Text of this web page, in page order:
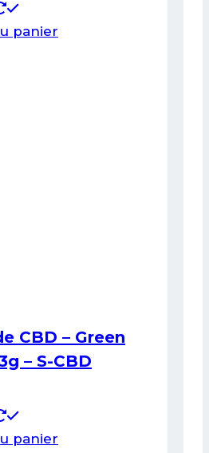
panier
CBD – Green
– S-CBD
panier